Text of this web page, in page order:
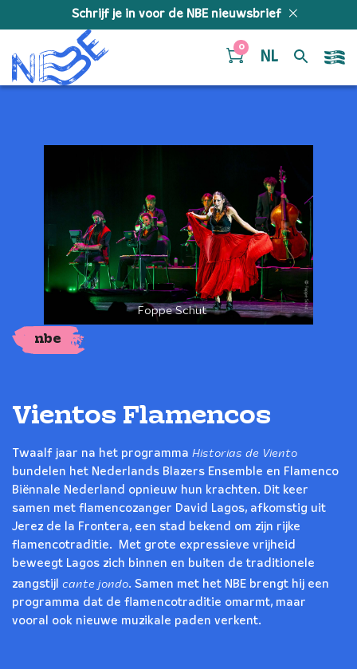
Schrijf je in voor de NBE nieuwsbrief
0
NL
Foppe Schut
nbe
Vientos Flamencos
Twaalf jaar na het programma Historias de Viento
bundelen het Nederlands Blazers Ensemble en Flamenco
Biënnale Nederland opnieuw hun krachten. Dit keer
samen met flamencozanger David Lagos, afkomstig uit
Jerez de la Frontera, een stad bekend om zijn rijke
flamencotraditie. Met grote expressieve vrijheid
beweegt Lagos zich binnen en buiten de traditionele
zangstijl cante jondo. Samen met het NBE brengt hij een
programma dat de flamencotraditie omarmt, maar
vooral ook nieuwe muzikale paden verkent.